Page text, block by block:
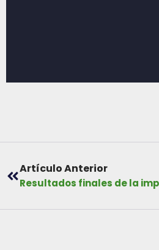
Artículo Anterior